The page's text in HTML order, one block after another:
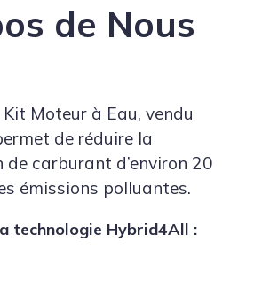
de Nous
Moteur à Eau, vendu
de réduire la
carburant d’environ 20
émissions polluantes.
technologie Hybrid4All :